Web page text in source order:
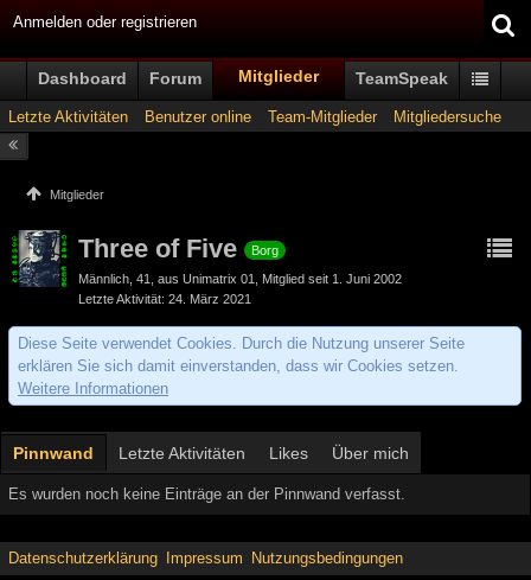
Anmelden oder registrieren
Dashboard Forum Mitglieder TeamSpeak
Letzte Aktivitäten Benutzer online Team-Mitglieder Mitgliedersuche
Mitglieder
Three of Five
Borg
Männlich 41 aus Unimatrix 01
Mitglied seit 1. Juni 2002
Letzte Aktivität 24. März 2021
Diese Seite verwendet Cookies. Durch die Nutzung unserer Seite
erklären Sie sich damit einverstanden, dass wir Cookies setzen.
Weitere Informationen
Pinnwand Letzte Aktivitäten Likes Über mich
Es wurden noch keine Einträge an der Pinnwand verfasst.
Datenschutzerklärung Impressum Nutzungsbedingungen